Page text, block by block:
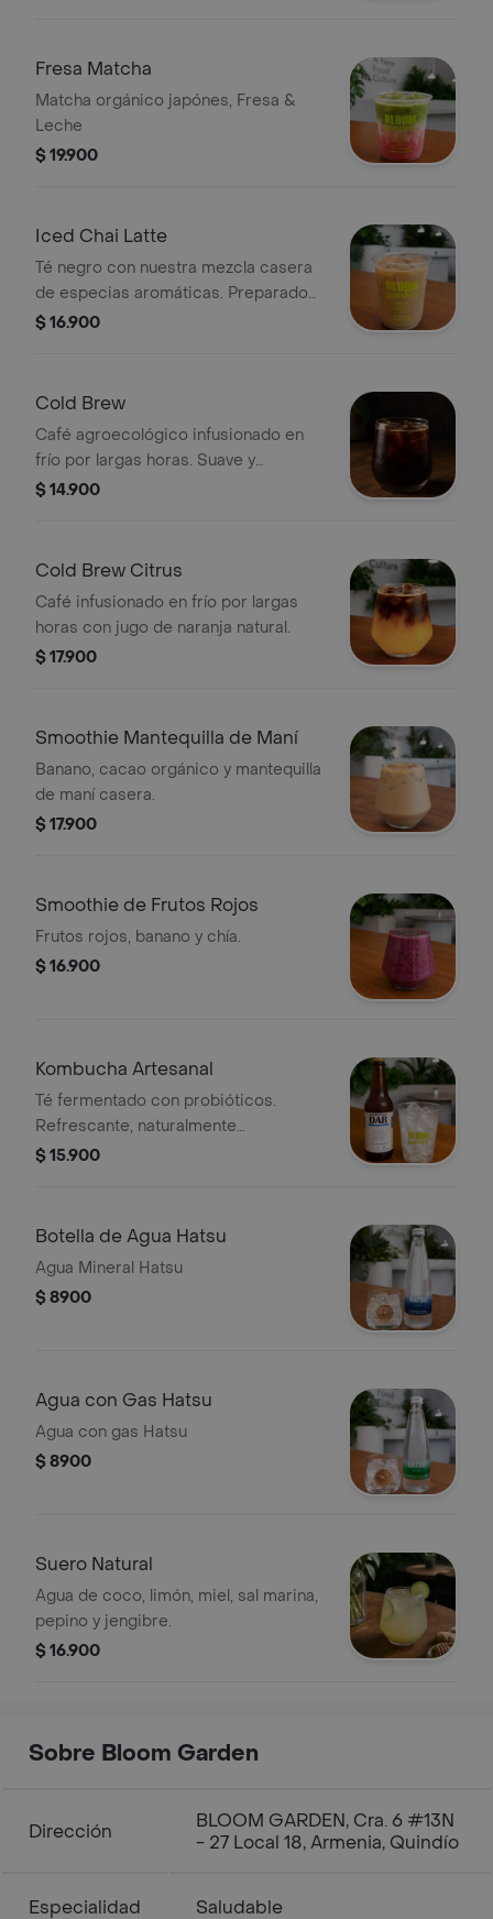
Fresa Matcha
Matcha orgánico japónes, Fresa &
Leche
$ 19.900
Iced Chai Latte
Té negro con nuestra mezcla casera
de especias aromáticas. Preparado
por nosotros.
$ 16.900
Cold Brew
Café agroecológico infusionado en
frío por largas horas. Suave y
refrescante.
$ 14.900
Cold Brew Citrus
Café infusionado en frío por largas
horas con jugo de naranja natural.
$ 17.900
Smoothie Mantequilla de Maní
Banano, cacao orgánico y mantequilla
de maní casera.
$ 17.900
Smoothie de Frutos Rojos
Frutos rojos, banano y chía.
$ 16.900
Kombucha Artesanal
Té fermentado con probióticos.
Refrescante, naturalmente
efervescente y disponible en sabores
$ 15.900
Botella de Agua Hatsu
Agua Mineral Hatsu
$ 8900
Agua con Gas Hatsu
Agua con gas Hatsu
$ 8900
Suero Natural
Agua de coco, limón, miel, sal marina,
pepino y jengibre.
$ 16.900
Sobre Bloom Garden
Dirección
BLOOM GARDEN, Cra. 6 #13N
- 27 Local 18, Armenia, Quindío
Especialidad Saludable